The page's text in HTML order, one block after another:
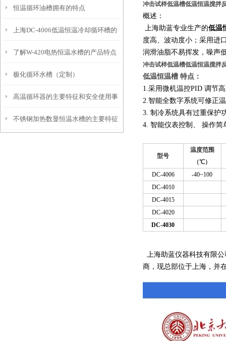
恒温循环油槽拥有的特点
上海DC-4006低温恒温冷却循环槽的
具体使用说明
了解W-420电热恒温水槽的产品特点
及如何使用它
极化循环水槽（定制）
高温循环器的主要特征和安全使用事
项
不锈钢加热数显恒温水槽的主要特征
冲击试样低温槽低温恒温搅拌
概述：
上海助蓝专业生产的低温
度高、波动度小；采用进
润滑油脂不易挥发，噪声
冲击试样低温槽低温恒温搅拌
低温恒温槽 特点：
1.采用微机温控PID 调节
2.智能全数字系统可修正
3. 制冷系统具有过重保护
4. 智能仪表控制、 操作
型号
温度范围
（℃）
DC-4006
-40~100
DC-4010
DC-4015
DC-4020
DC-4030
上海助蓝仪器科技有限
商，现总部位于上海，并